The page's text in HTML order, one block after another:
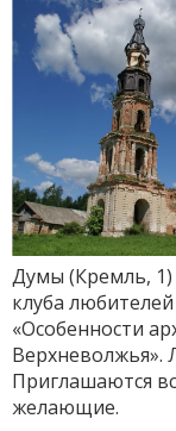
Думы (Кремль, 1)
клуба
«Особенности
Верхневолжья».
Приглашаются
желающие.